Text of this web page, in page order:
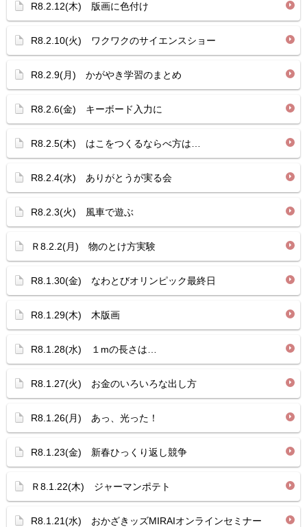
R8.2.12(木) 版画に色付け
R8.2.10(火) ワクワクのサイエンスショー
R8.2.9(月) かがやき学習のまとめ
R8.2.6(金) キーボード入力に
R8.2.5(木) はこをつくるならべ方は…
R8.2.4(水) ありがとうが実る会
R8.2.3(火) 風車で遊ぶ
Ｒ8.2.2(月) 物のとけ方実験
R8.1.30(金) なわとびオリンピック最終日
R8.1.29(木) 木版画
R8.1.28(水) １mの長さは…
R8.1.27(火) お金のいろいろな出し方
R8.1.26(月) あっ、光った！
R8.1.23(金) 新春ひっくり返し競争
Ｒ8.1.22(木) ジャーマンポテト
R8.1.21(水) おかざきッズMIRAIオンラインセミナー